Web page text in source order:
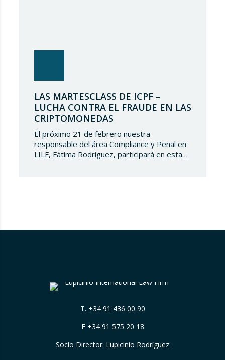
LAS MARTESCLASS DE ICPF –
LUCHA CONTRA EL FRAUDE EN LAS
CRIPTOMONEDAS
El próximo 21 de febrero nuestra
responsable del área Compliance y Penal en
LILF, Fátima Rodríguez, participará en esta
T. +34 91 436 00 90
F +34 91 575 20 18
Socio Director: Lupicinio Rodríguez